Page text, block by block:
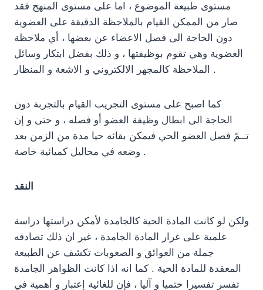
مستوى طبيعة الموضوع ، اما على مستوى المنهج فقد
صار من الممكن القيام بالملاحظة الدقيقة على العضوية
دون الحاجة الى فصل الاعضاء عن بعضها ، أي ملاحظة
العضوية وهي تقوم بوظيفتها ، و ذلك بفضل ابتكار وسائل
الملاحظة كالمجهر الالكتروني و الاشعة و المنظار .
كما اصبح على مستوى التجريب القيام بالتجربة دون
الحاجة الى ابطال وظيفة العضو أو فصله ، و حتى و إن
تــمّ فصل العضو الحي فيمكن بقائه حيا مدة من الزمن بعد
وضعه في محاليل كميائية خاصة .
النقد
ولكن لو كانت المادة الحية كالجامدة لأمكن دراستها دراسة
علمية على غرار المادة الجامدة ، غير ان ذلك تصادفه
جملة من العوائق و الصعوبات تكشف عن الطبيعة
المعقدة للمادة الحية . كما انه اذا كانت الظواهر الجامدة
تفسر تفسيرا حتميا و آليا ، فإن للغائية إعتبار و أهمية في